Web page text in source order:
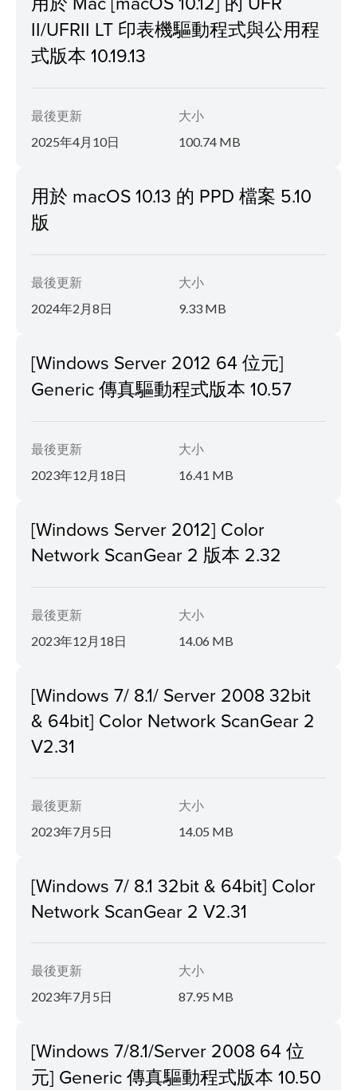
II/UFRII LT 印表機驅動程式與公用程
式版本 10.19.13
最後更新
2025年4月10日
大小
100.74 MB
用於 macOS 10.13 的 PPD 檔案 5.10
版
最後更新
2024年2月8日
大小
9.33 MB
[Windows Server 2012 64 位元]
Generic 傳真驅動程式版本 10.57
最後更新
2023年12月18日
大小
16.41 MB
[Windows Server 2012] Color
Network ScanGear 2 版本 2.32
最後更新
2023年12月18日
大小
14.06 MB
[Windows 7/ 8.1/ Server 2008 32bit
& 64bit] Color Network ScanGear 2
V2.31
最後更新
2023年7月5日
大小
14.05 MB
[Windows 7/ 8.1 32bit & 64bit] Color
Network ScanGear 2 V2.31
最後更新
2023年7月5日
大小
87.95 MB
[Windows 7/8.1/Server 2008 64 位
元] Generic 傳真驅動程式版本 10.50